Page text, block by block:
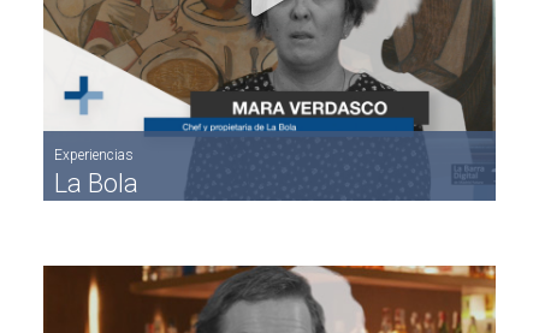
Experiencias
La Bola